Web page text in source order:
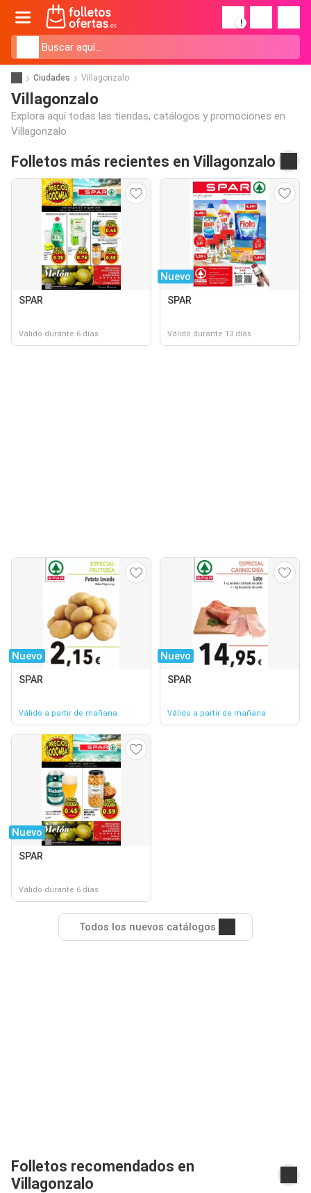
!
Ciudades Villagonzalo
Villagonzalo
Explora aquí todas las tiendas, catálogos y promociones en
Villagonzalo
Folletos más recientes en Villagonzalo
SPAR
Válido durante 6 días
Nuevo
SPAR
Válido durante 13 días
Nuevo
SPAR
Válido a partir de mañana
Nuevo
SPAR
Válido a partir de mañana
Nuevo
SPAR
Válido durante 6 días
Todos los nuevos catálogos
Folletos recomendados en
Villagonzalo